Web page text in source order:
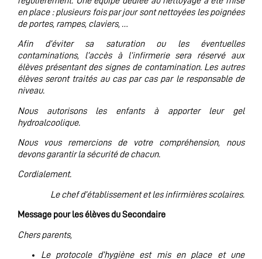
en place : plusieurs fois par jour sont nettoyées les poignées
de portes, rampes, claviers, …
Afin d’éviter sa saturation ou les éventuelles
contaminations, l’accès à l’infirmerie sera réservé aux
élèves présentant des signes de contamination. Les autres
élèves seront traités au cas par cas par le responsable de
niveau.
Nous autorisons les enfants à apporter leur gel
hydroalcoolique.
Nous vous remercions de votre compréhension, nous
devons garantir la sécurité de chacun.
Cordialement.
Le chef d’établissement et les infirmières scolaires.
Message pour les élèves du Secondaire
Chers parents,
Le protocole d’hygiène est mis en place et une